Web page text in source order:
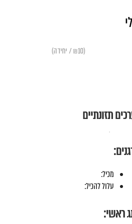
(₪10 / יחידה)
תזונתיים
מכיל:
עלול להכיל:
ראשי: